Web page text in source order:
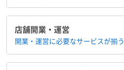
店舗開業・運営
開業・運営に​必要なサービスが揃う